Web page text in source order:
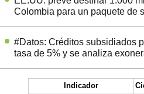
Colombia para un paquete de
#Datos: Créditos subsidiados
tasa de 5% y se analiza
Indicador